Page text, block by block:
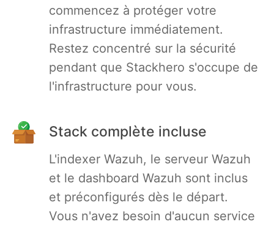
Prometheus
Python
RabbitMQ
Redis®*
RethinkDB
Ruby
commencez à protéger votre
infrastructure immédiatement.
Restez concentré sur la sécurité
pendant que Stackhero s'occupe de
l'infrastructure pour vous.
Stack complète incluse
L'indexer Wazuh, le serveur Wazuh
et le dashboard Wazuh sont inclus
et préconfigurés dès le départ.
Vous n'avez besoin d'aucun service